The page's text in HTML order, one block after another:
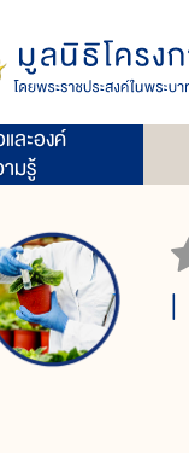
ละองค์
มรู้